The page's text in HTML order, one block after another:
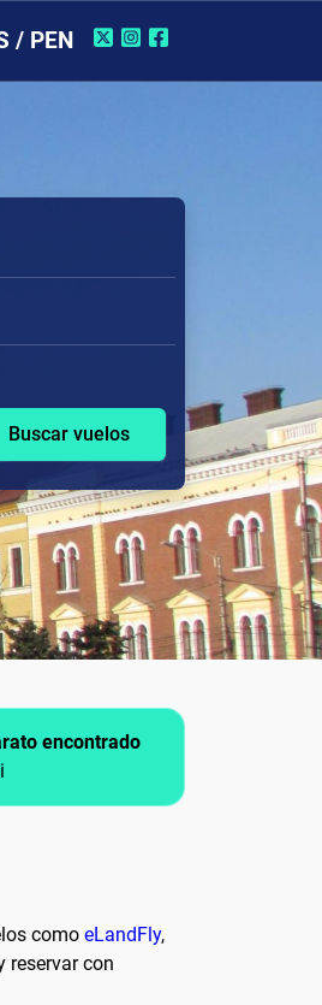
/ PEN
Buscar vuelos
encontrado
como eLandFly,
reservar con